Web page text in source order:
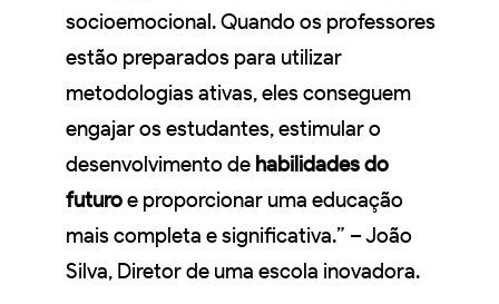
socioemocional. Quando os professores
estão preparados para utilizar
metodologias ativas, eles conseguem
engajar os estudantes, estimular o
desenvolvimento de habilidades do
futuroe proporcionar uma educação
mais completa e significativa.” – João
Silva, Diretor de uma escola inovadora.